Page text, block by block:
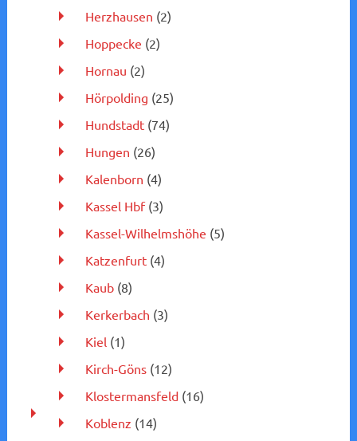
Herzhausen (2)
Hoppecke (2)
Hornau (2)
Hörpolding (25)
Hundstadt(74)
Hungen (26)
Kalenborn (4)
Kassel Hbf(3)
Kassel-Wilhelmshöhe (5)
Katzenfurt(4)
Kaub(8)
Kerkerbach (3)
Kiel(1)
Kirch-Göns(12)
Klostermansfeld(16)
Koblenz (14)